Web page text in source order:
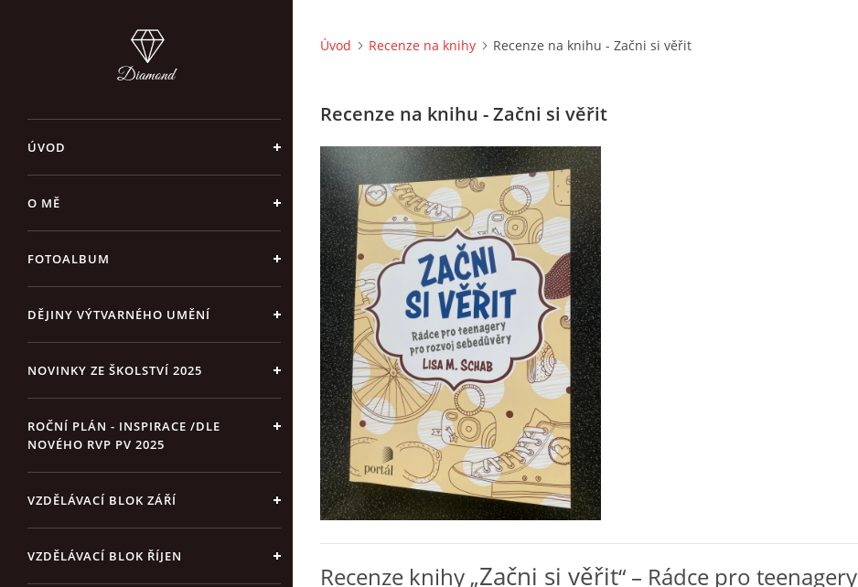
ÚVOD
O MĚ
FOTOALBUM
DĚJINY VÝTVARNÉHO UMĚNÍ
NOVINKY ZE ŠKOLSTVÍ 2025
ROČNÍ PLÁN - INSPIRACE /DLE
NOVÉHO RVP PV 2025
VZDĚLÁVACÍ BLOK ZÁŘÍ
VZDĚLÁVACÍ BLOK ŘÍJEN
Úvod Recenze na knihy Recenze na knihu - Začni si věřit
Recenze na knihu - Začni si věřit
Recenze knihy „Začni si věřit“ – Rádce pro teenagery